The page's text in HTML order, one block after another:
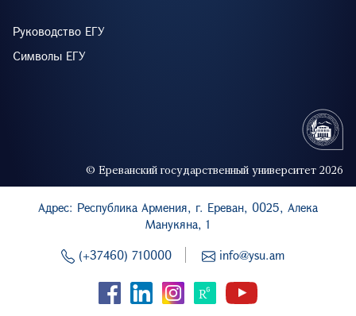
Руководство ЕГУ
Символы ЕГУ
© Ереванский государственный университет 2026
Адрес: Республика Армения, г. Ереван, 0025, Алека
Манукяна, 1
(+37460) 710000
info@ysu.am